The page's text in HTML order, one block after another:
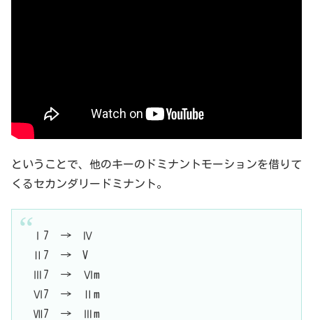
ということで、他のキーのドミナントモーションを借りて
くるセカンダリードミナント。
Ⅰ7 → Ⅳ
Ⅱ7 → V
Ⅲ7 → Ⅵm
Ⅵ7 → Ⅱm
Ⅶ7 → Ⅲm